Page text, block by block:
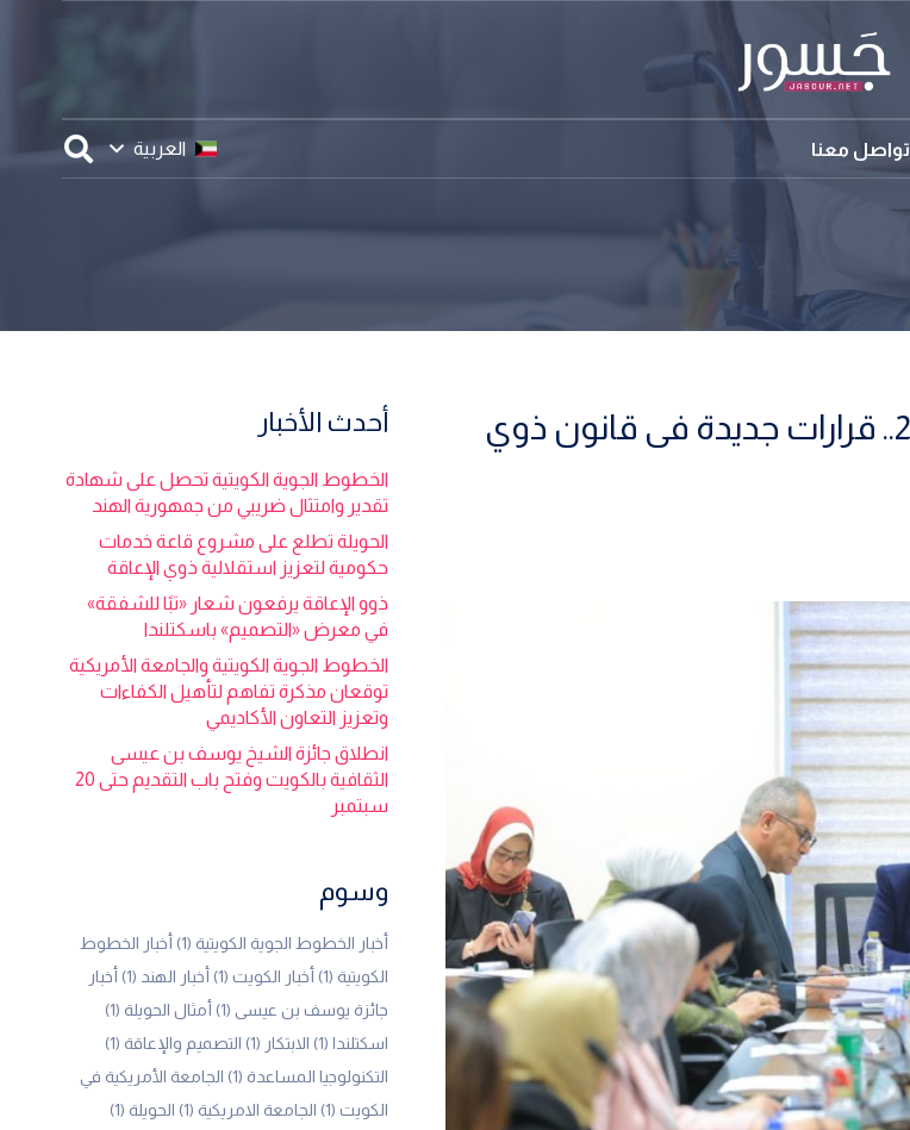
تواصل معنا العربية
إعفاء من الكشف الطبي ومهلة حتى نهاية 2026.. قرارات جديدة فى قانون ذوي
أحدث الأخبار
الخطوط الجوية الكويتية تحصل على شهادة
تقدير وامتثال ضريبي من جمهورية الهند
الحويلة تطلع على مشروع قاعة خدمات
حكومية لتعزيز استقلالية ذوي الإعاقة
ذوو الإعاقة يرفعون شعار «تبًا للشفقة»
في معرض «التصميم» باسكتلندا
الخطوط الجوية الكويتية والجامعة الأمريكية
توقعان مذكرة تفاهم لتأهيل الكفاءات
وتعزيز التعاون الأكاديمي
انطلاق جائزة الشيخ يوسف بن عيسى
الثقافية بالكويت وفتح باب التقديم حتى 20
سبتمبر
وسوم
أخبار الخطوط الجوية الكويتية (1)
أخبار الخطوط
الكويتية (1) أخبار الكويت (1) أخبار الهند (1)
أخبار
جائزة يوسف بن عيسى (1) أمثال الحويلة (1)
اسكتلندا (1) الابتكار (1) التصميم والإعاقة (1)
التكنولوجيا المساعدة (1)
الجامعة الأمريكية في
الكويت (1) الجامعة الامريكية (1) الحويلة (1)